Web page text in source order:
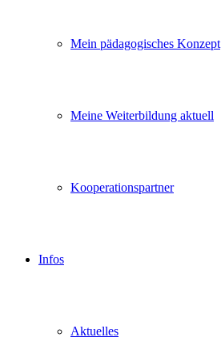
Mein pädagogisches Konzept
Meine Weiterbildung aktuell
Kooperationspartner
Infos
Aktuelles